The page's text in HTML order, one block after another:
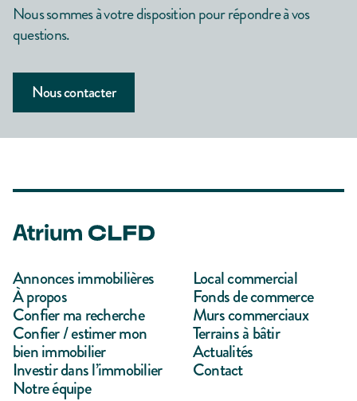
Nous sommes à votre disposition pour répondre à vos
questions.
Nous contacter
Annonces immobilières
À propos
Confier ma recherche
Confier / estimer mon
bien immobilier
Investir dans l’immobilier
Notre équipe
Local commercial
Fonds de commerce
Murs commerciaux
Terrains à bâtir
Actualités
Contact